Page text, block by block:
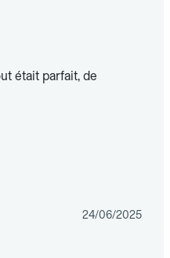
était parfait, de
24/06/2025